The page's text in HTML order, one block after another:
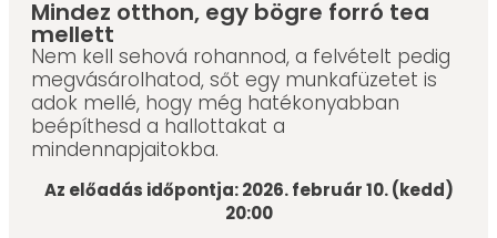
Mindez otthon, egy bögre forró tea
mellett
Nem kell sehová rohannod, a felvételt pedig
megvásárolhatod, sőt egy munkafüzetet is
adok mellé, hogy még hatékonyabban
beépíthesd a hallottakat a
mindennapjaitokba.
Az előadás időpontja: 2026. február 10. (kedd)
20:00